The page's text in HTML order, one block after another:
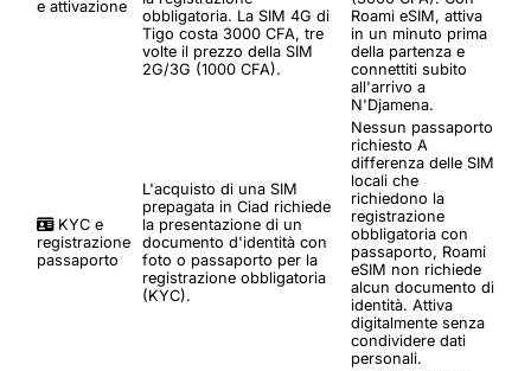
e attivazione
obbligatoria. La SIM 4G di
Tigo costa 3000 CFA, tre
volte il prezzo della SIM
2G/3G (1000 CFA).
Roami eSIM, attiva
in un minuto prima
della partenza e
connettiti subito
all'arrivo a
N'Djamena.
KYC e
registrazione
passaporto
L'acquisto di una SIM
prepagata in Ciad richiede
la presentazione di un
documento d'identità con
foto o passaporto per la
registrazione obbligatoria
(KYC).
Nessun passaporto
richiesto A
differenza delle SIM
locali che
richiedono la
registrazione
obbligatoria con
passaporto, Roami
eSIM non richiede
alcun documento di
identità. Attiva
digitalmente senza
condividere dati
personali.